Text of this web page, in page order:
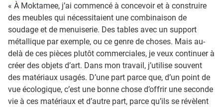
« À Moktamee, j’ai commencé à concevoir et à construire
des meubles qui nécessitaient une combinaison de
soudage et de menuiserie. Des tables avec un support
métallique par exemple, ou ce genre de choses. Mais au-
delà de ces pièces plutôt commerciales, je veux continuer à
créer des objets d’art. Dans mon travail, j’utilise souvent
des matériaux usagés. D’une part parce que, d’un point de
vue écologique, c’est une bonne chose d’offrir une seconde
vie à ces matériaux et d’autre part, parce qu’ils se révèlent